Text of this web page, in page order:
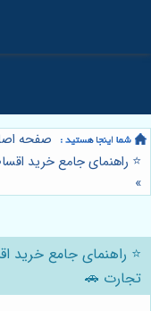
صفحه
⭐️ راهنمای جامع خرید اقساطی پژو 207 تحویل فوری از
»
تجارت 🚗